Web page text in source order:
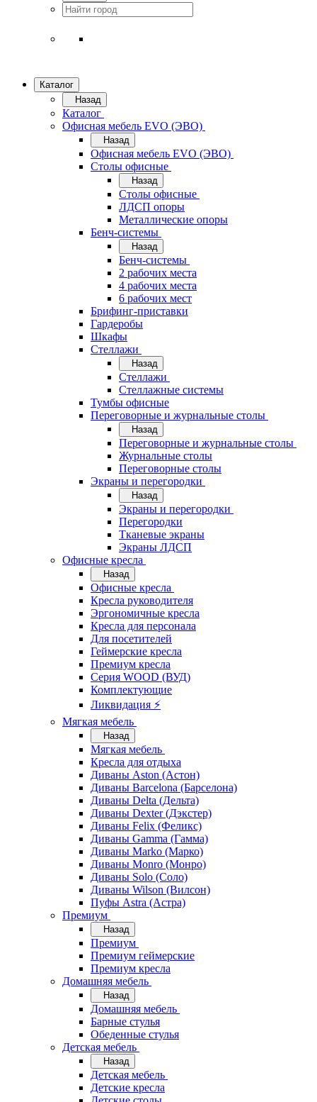
Каталог
Назад
Каталог
Офисная мебель EVO (ЭВО)
Назад
Офисная мебель EVO (ЭВО)
Cтолы офисные
Назад
Cтолы офисные
ЛДСП опоры
Металлические опоры
Бенч-системы
Назад
Бенч-системы
2 рабочих места
4 рабочих места
6 рабочих мест
Брифинг-приставки
Гардеробы
Шкафы
Стеллажи
Назад
Стеллажи
Стеллажные системы
Тумбы офисные
Переговорные и журнальные столы
Назад
Переговорные и журнальные столы
Журнальные столы
Переговорные столы
Экраны и перегородки
Назад
Экраны и перегородки
Перегородки
Тканевые экраны
Экраны ЛДСП
Офисные кресла
Назад
Офисные кресла
Кресла руководителя
Эргономичные кресла
Кресла для персонала
Для посетителей
Геймерские кресла
Премиум кресла
Серия WOOD (ВУД)
Комплектующие
Ликвидация ⚡
Мягкая мебель
Назад
Мягкая мебель
Кресла для отдыха
Диваны Aston (Астон)
Диваны Barcelona (Барселона)
Диваны Delta (Дельта)
Диваны Dexter (Дэкстер)
Диваны Felix (Феликс)
Диваны Gamma (Гамма)
Диваны Marko (Марко)
Диваны Monro (Монро)
Диваны Solo (Соло)
Диваны Wilson (Вилсон)
Пуфы Astra (Астра)
Премиум
Назад
Премиум
Премиум геймерские
Премиум кресла
Домашняя мебель
Назад
Домашняя мебель
Барные стулья
Обеденные стулья
Детская мебель
Назад
Детская мебель
Детские кресла